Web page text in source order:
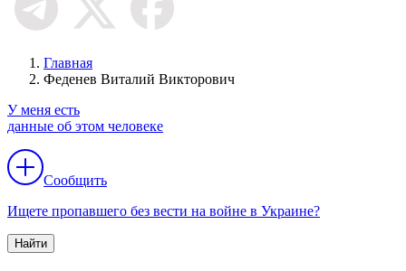
Главная
Феденев Виталий Викторович
У меня есть
данные об этом человеке
Сообщить
Ищете пропавшего без вести на войне в Украине?
Найти